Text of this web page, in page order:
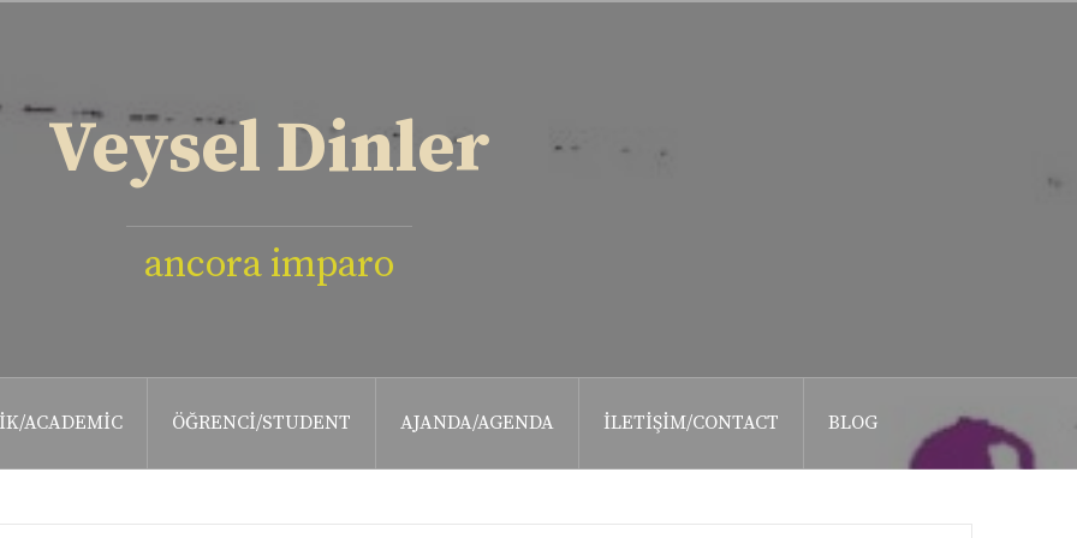
Veysel Dinler
ancora imparo
ACADEMIC ÖĞRENCI/STUDENT AJANDA/AGENDA İLETIŞIM/CONTACT BLOG